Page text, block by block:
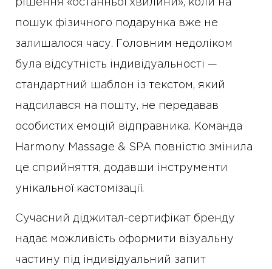
рішення «останньої хвилини», коли на
пошук фізичного подарунка вже не
залишалося часу. Головним недоліком
була відсутність індивідуальності —
стандартний шаблон із текстом, який
надсилався на пошту, не передавав
особистих емоцій відправника. Команда
Harmony Massage & SPA повністю змінила
це сприйняття, додавши інструменти
унікальної кастомізації.
Сучасний діджитал-сертифікат бренду
надає можливість оформити візуальну
частину під індивідуальний запит